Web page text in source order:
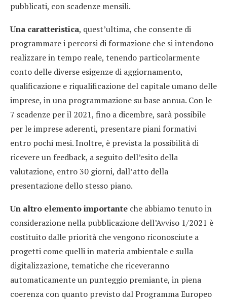
pubblicati, con scadenze mensili.
Una caratteristica, quest’ultima, che consente di
programmare i percorsi di formazione che si intendono
realizzare in tempo reale, tenendo particolarmente
conto delle diverse esigenze di aggiornamento,
qualificazione e riqualificazione del capitale umano delle
imprese, in una programmazione su base annua. Con le
7 scadenze per il 2021, fino a dicembre, sarà possibile
per le imprese aderenti, presentare piani formativi
entro pochi mesi. Inoltre, è prevista la possibilità di
ricevere un feedback, a seguito dell’esito della
valutazione, entro 30 giorni, dall’atto della
presentazione dello stesso piano.
Un altro elemento importante che abbiamo tenuto in
considerazione nella pubblicazione dell’Avviso 1/2021 è
costituito dalle priorità che vengono riconosciute a
progetti come quelli in materia ambientale e sulla
digitalizzazione, tematiche che riceveranno
automaticamente un punteggio premiante, in piena
coerenza con quanto previsto dal Programma Europeo